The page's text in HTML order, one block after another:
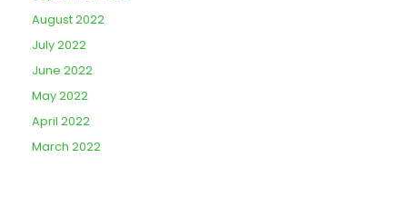
August 2022
July 2022
June 2022
May 2022
April 2022
March 2022